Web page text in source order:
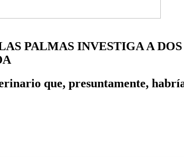
PALMAS INVESTIGA A
que, presuntamente,